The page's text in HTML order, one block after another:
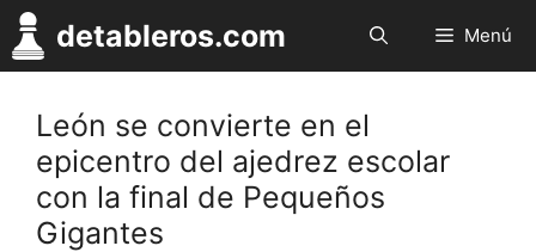
Saltar
al
contenido
detableros.com Menú
León se convierte en el
epicentro del ajedrez escolar
con la final de Pequeños
Gigantes